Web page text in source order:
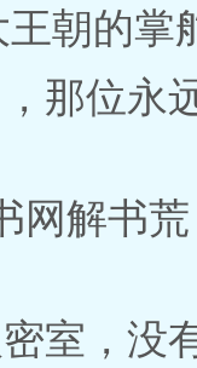
朝的掌
那位永
网解书荒
室，没